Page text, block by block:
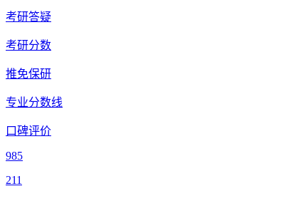
考研答疑
考研分数
推免保研
专业分数线
口碑评价
985
211